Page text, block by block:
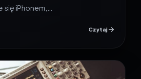
iPhonem,…
Czytaj